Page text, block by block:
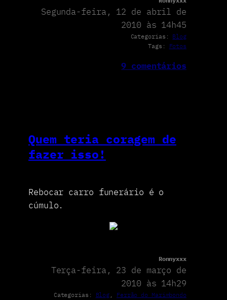
Segunda-feira, 12 de abril de
2010 às 14h45
Categorias: Blog
Tags: Fotos
9 comentários
Quem teria coragem de
fazer isso!
Rebocar carro funerário é o
cúmulo.
Ronnyxxx
Terça-feira, 23 de março de
2010 às 14h29
Categorias: Blog , Ferrão do Marimbondo